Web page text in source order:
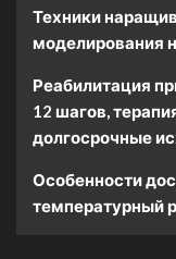
Техники
моделирования
Реабилитация
12 шагов,
долгосрочные
Особенности
температурный